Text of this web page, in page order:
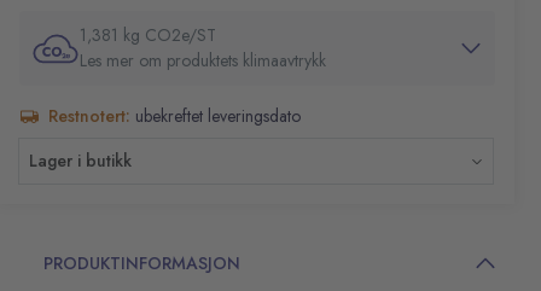
1,381 kg CO2e/ST
Les mer om produktets klimaavtrykk
Restnotert: ubekreftet leveringsdato
Lager i butikk
PRODUKTINFORMASJON